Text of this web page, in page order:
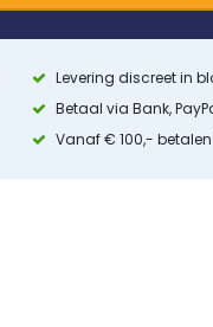
Levering discreet in
Betaal via Bank,
Vanaf € 100,-